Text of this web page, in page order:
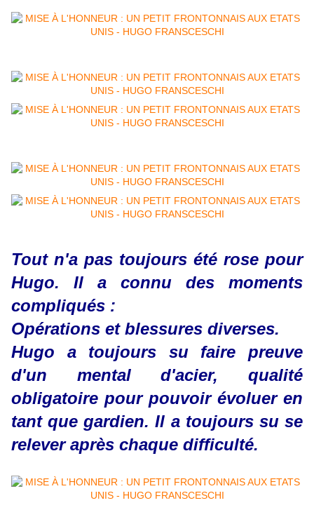
Tout n'a pas toujours été rose pour
Hugo. Il a connu des moments
compliqués :
Opérations et blessures diverses.
Hugo a toujours su faire preuve
d'un mental d'acier, qualité
obligatoire pour pouvoir évoluer en
tant que gardien. Il a toujours su se
relever après chaque difficulté.